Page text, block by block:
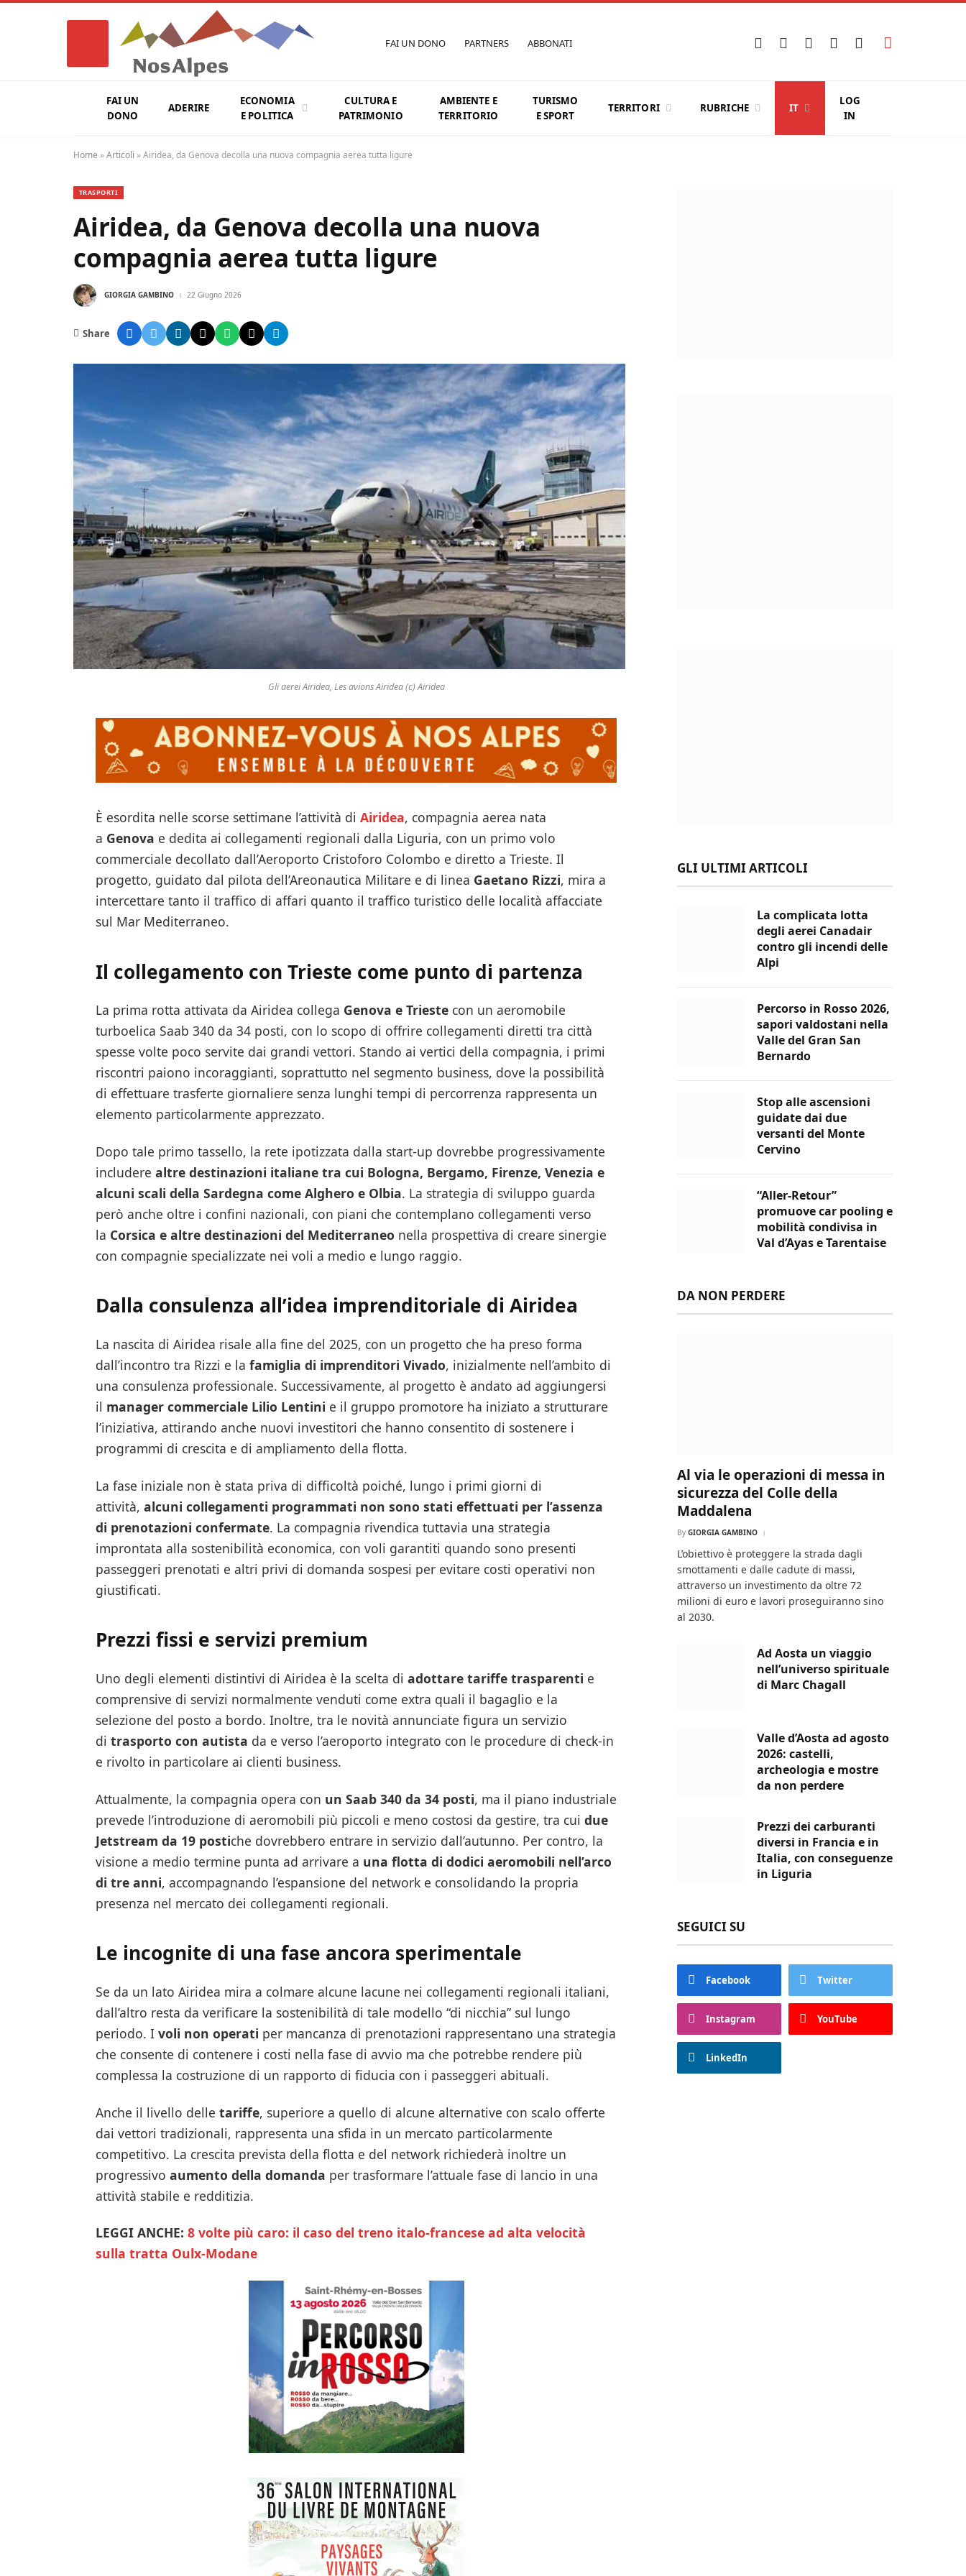
FAI UN DONO PARTNERS ABBONATI Facebook
X
Instagram
YouTubeLinkedIn
FAI UN
DONO
ADERIRE
ECONOMIA
E POLITICA
CULTURA E
PATRIMONIO
AMBIENTE E
TERRITORIO
TURISMO
E SPORT
TERRITORI RUBRICHE IT
LOG
IN
Home »Articoli »Airidea, da Genova decolla una nuova compagnia aerea tutta ligure
TRASPORTI
Airidea, da Genova decolla una nuova
compagnia aerea tutta ligure
GIORGIA GAMBINO 22 Giugno 2026
Share
Gli aerei Airidea, Les avions Airidea (c) Airidea
È esordita nelle scorse settimane l’attività di Airidea, compagnia aerea nata
a Genova e dedita ai collegamenti regionali dalla Liguria, con un primo volo
commerciale decollato dall’Aeroporto Cristoforo Colombo e diretto a Trieste. Il
progetto, guidato dal pilota dell’Areonautica Militare e di linea Gaetano Rizzi, mira a
intercettare tanto il traffico di affari quanto il traffico turistico delle località affacciate
sul Mar Mediterraneo.
Il collegamento con Trieste come punto di partenza
La prima rotta attivata da Airidea collega Genova e Triestecon un aeromobile
turboelica Saab 340 da 34 posti, con lo scopo di offrire collegamenti diretti tra città
spesse volte poco servite dai grandi vettori. Stando ai vertici della compagnia, i primi
riscontri paiono incoraggianti, soprattutto nel segmento business, dove la possibilità
di effettuare trasferte giornaliere senza lunghi tempi di percorrenza rappresenta un
elemento particolarmente apprezzato.
Dopo tale primo tassello, la rete ipotizzata dalla start-up dovrebbe progressivamente
includere altre destinazioni italiane tra cui Bologna, Bergamo, Firenze, Venezia e
alcuni scali della Sardegna come Alghero e Olbia. La strategia di sviluppo guarda
però anche oltre i confini nazionali, con piani che contemplano collegamenti verso
la Corsica e altre destinazioni del Mediterraneo nella prospettiva di creare sinergie
con compagnie specializzate nei voli a medio e lungo raggio.
Dalla consulenza all’idea imprenditoriale di Airidea
La nascita di Airidea risale alla fine del 2025, con un progetto che ha preso forma
dall’incontro tra Rizzi e la famiglia di imprenditori Vivado, inizialmente nell’ambito di
una consulenza professionale. Successivamente, al progetto è andato ad aggiungersi
il manager commerciale Lilio Lentini e il gruppo promotore ha iniziato a strutturare
l’iniziativa, attirando anche nuovi investitori che hanno consentito di sostenere i
programmi di crescita e di ampliamento della flotta.
La fase iniziale non è stata priva di difficoltà poiché, lungo i primi giorni di
attività, alcuni collegamenti programmati non sono stati effettuati per l’assenza
di prenotazioni confermate. La compagnia rivendica tuttavia una strategia
improntata alla sostenibilità economica, con voli garantiti quando sono presenti
passeggeri prenotati e altri privi di domanda sospesi per evitare costi operativi non
giustificati.
Prezzi fissi e servizi premium
Uno degli elementi distintivi di Airidea è la scelta di adottare tariffe trasparenti e
comprensive di servizi normalmente venduti come extra quali il bagaglio e la
selezione del posto a bordo. Inoltre, tra le novità annunciate figura un servizio
di trasporto con autista da e verso l’aeroporto integrato con le procedure di check-in
e rivolto in particolare ai clienti business.
Attualmente, la compagnia opera con un Saab 340 da 34 posti, ma il piano industriale
prevede l’introduzione di aeromobili più piccoli e meno costosi da gestire, tra cui due
Jetstream da 19 postiche dovrebbero entrare in servizio dall’autunno. Per contro, la
visione a medio termine punta ad arrivare a una flotta di dodici aeromobili nell’arco
di tre anni, accompagnando l’espansione del network e consolidando la propria
presenza nel mercato dei collegamenti regionali.
Le incognite di una fase ancora sperimentale
Se da un lato Airidea mira a colmare alcune lacune nei collegamenti regionali italiani,
dall’altro resta da verificare la sostenibilità di tale modello “di nicchia” sul lungo
periodo. I voli non operati per mancanza di prenotazioni rappresentano una strategia
che consente di contenere i costi nella fase di avvio ma che potrebbe rendere più
complessa la costruzione di un rapporto di fiducia con i passeggeri abituali.
Anche il livello delle tariffe, superiore a quello di alcune alternative con scalo offerte
dai vettori tradizionali, rappresenta una sfida in un mercato particolarmente
competitivo. La crescita prevista della flotta e del network richiederà inoltre un
progressivo aumento della domanda per trasformare l’attuale fase di lancio in una
attività stabile e redditizia.
LEGGI ANCHE: 8 volte più caro: il caso del treno italo-francese ad alta velocità
sulla tratta Oulx-Modane
GLI ULTIMI ARTICOLI
La complicata lotta
degli aerei Canadair
contro gli incendi delle
Alpi
Percorso in Rosso 2026,
sapori valdostani nella
Valle del Gran San
Bernardo
Stop alle ascensioni
guidate dai due
versanti del Monte
Cervino
“Aller-Retour”
promuove car pooling e
mobilità condivisa in
Val d’Ayas e Tarentaise
DA NON PERDERE
Al via le operazioni di messa in
sicurezza del Colle della
Maddalena
By GIORGIA GAMBINO
L’obiettivo è proteggere la strada dagli
smottamenti e dalle cadute di massi,
attraverso un investimento da oltre 72
milioni di euro e lavori proseguiranno sino
al 2030.
Ad Aosta un viaggio
nell’universo spirituale
di Marc Chagall
Valle d’Aosta ad agosto
2026: castelli,
archeologia e mostre
da non perdere
Prezzi dei carburanti
diversi in Francia e in
Italia, con conseguenze
in Liguria
SEGUICI SU
Facebook Twitter
Instagram YouTube
LinkedIn